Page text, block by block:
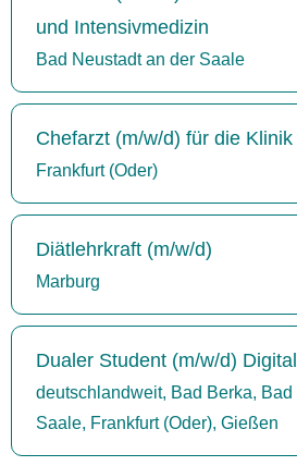
und Intensivmedizin
Bad Neustadt an der Saale
Chefarzt (m/w/d) für die
Frankfurt (Oder)
Diätlehrkraft (m/w/d)
Marburg
Dualer Student (m/w/d)
deutschlandweit, Bad Berka,
Saale, Frankfurt (Oder), Gießen